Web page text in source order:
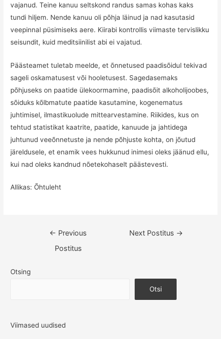
vajanud. Teine kanuu seltskond randus samas kohas kaks
tundi hiljem. Nende kanuu oli põhja läinud ja nad kasutasid
veepinnal püsimiseks aere. Kiirabi kontrollis viimaste tervislikku
seisundit, kuid meditsiinilist abi ei vajatud.
Päästeamet tuletab meelde, et õnnetused paadisõidul tekivad
sageli oskamatusest või hooletusest. Sagedasemaks
põhjuseks on paatide ülekoormamine, paadisõit alkoholijoobes,
sõiduks kõlbmatute paatide kasutamine, kogenematus
juhtimisel, ilmastikuolude mittearvestamine. Riikides, kus on
tehtud statistikat kaatrite, paatide, kanuude ja jahtidega
juhtunud veeõnnetuste ja nende põhjuste kohta, on jõutud
järeldusele, et enamik vees hukkunud inimesi oleks jäänud ellu,
kui nad oleks kandnud nõetekohaselt päästevesti.
Allikas: Õhtuleht
Navigeerimine
← Previous
Postitus
Next Postitus →
Otsing
Otsi
Viimased uudised